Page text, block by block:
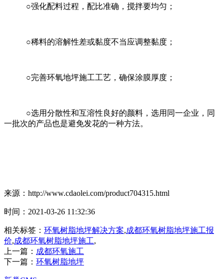
○强化配料过程，配比准确，搅拌要均匀；
○稀料的溶解性差或黏度不当应调整黏度；
○完善环氧地坪施工工艺，确保涂膜厚度；
○选用分散性和互溶性良好的颜料，选用同一企业，同
一批次的产品也是避免发花的一种方法。
来源：http://www.cdaolei.com/product704315.html
时间：2021-03-26 11:32:36
相关标签： 环氧树脂地坪解决方案,成都环氧树脂地坪施工报
价,成都环氧树脂地坪施工,
上一篇： 成都环氧施工
下一篇： 环氧树脂地坪